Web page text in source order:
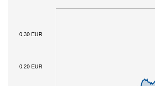
0,20 EUR
0,30 EUR